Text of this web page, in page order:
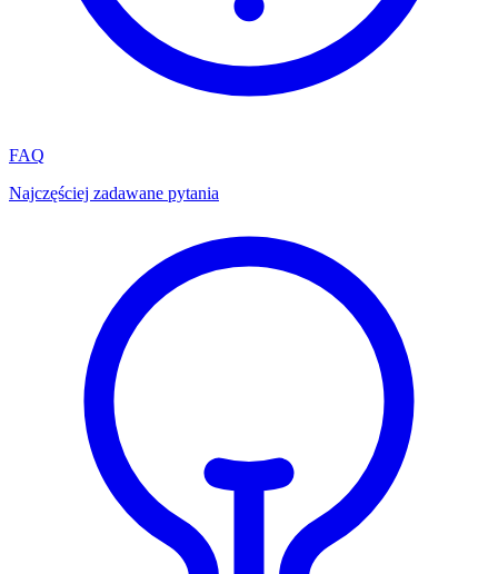
FAQ
Najczęściej zadawane pytania